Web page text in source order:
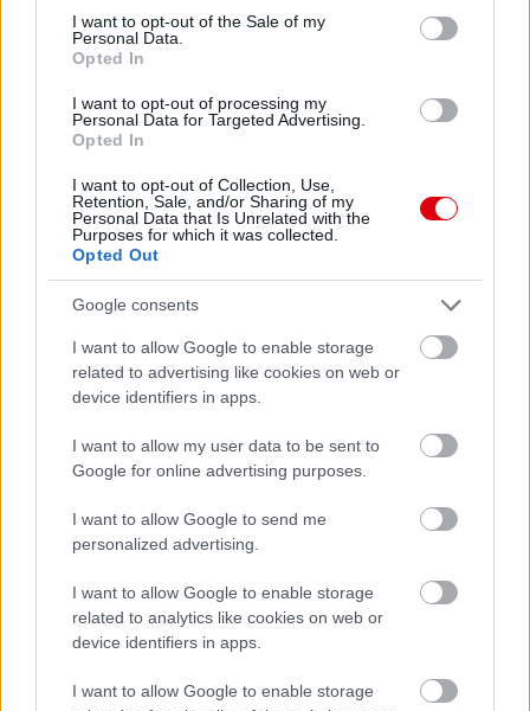
consent section.
I want to opt-out of the Sale of my
Personal Data.
Opted In
I want to opt-out of processing my
Personal Data for Targeted Advertising.
Opted In
I want to opt-out of Collection, Use,
Retention, Sale, and/or Sharing of my
Personal Data that Is Unrelated with the
Purposes for which it was collected.
Opted Out
Google consents
I want to allow Google to enable storage
related to advertising like cookies on web or
device identifiers in apps.
I want to allow my user data to be sent to
Google for online advertising purposes.
I want to allow Google to send me
personalized advertising.
I want to allow Google to enable storage
related to analytics like cookies on web or
device identifiers in apps.
I want to allow Google to enable storage
Leeds Unitedvs Manchester United
ELŐZŐ MÉRKŐZÉSEK
Támogatás
Támogasd adományoddal
Kapcsolódó hírek
ÉRDEKESSÉGEK
A UNITED VEZET A 2022/23-